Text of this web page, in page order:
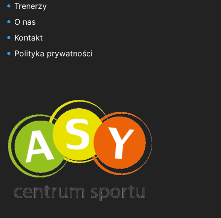
Trenerzy
O nas
Kontakt
Polityka prywatności